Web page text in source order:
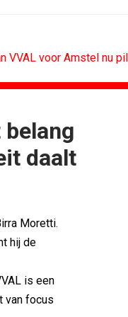
VVAL voor Amstel nu
daalt
Moretti.
hij de
is een
van focus
voor Lee...
ambitie leidend
over